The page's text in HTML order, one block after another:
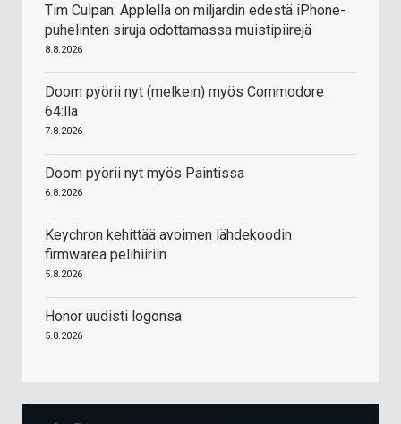
Tim Culpan: Applella on miljardin edestä iPhone-
puhelinten siruja odottamassa muistipiirejä
8.8.2026
Doom pyörii nyt (melkein) myös Commodore
64:llä
7.8.2026
Doom pyörii nyt myös Paintissa
6.8.2026
Keychron kehittää avoimen lähdekoodin
firmwarea pelihiiriin
5.8.2026
Honor uudisti logonsa
5.8.2026